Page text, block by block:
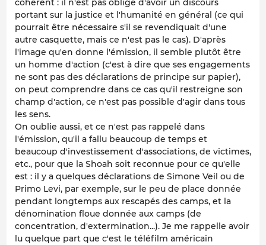
cohérent : il n'est pas obligé d'avoir un discours
portant sur la justice et l'humanité en général (ce qui
pourrait être nécessaire s'il se revendiquait d'une
autre casquette, mais ce n'est pas le cas). D'après
l'image qu'en donne l'émission, il semble plutôt être
un homme d'action (c'est à dire que ses engagements
ne sont pas des déclarations de principe sur papier),
on peut comprendre dans ce cas qu'il restreigne son
champ d'action, ce n'est pas possible d'agir dans tous
les sens.
On oublie aussi, et ce n'est pas rappelé dans
l'émission, qu'il a fallu beaucoup de temps et
beaucoup d'investissement d'associations, de victimes,
etc., pour que la Shoah soit reconnue pour ce qu'elle
est : il y a quelques déclarations de Simone Veil ou de
Primo Levi, par exemple, sur le peu de place donnée
pendant longtemps aux rescapés des camps, et la
dénomination floue donnée aux camps (de
concentration, d'extermination...). Je me rappelle avoir
lu quelque part que c'est le téléfilm américain